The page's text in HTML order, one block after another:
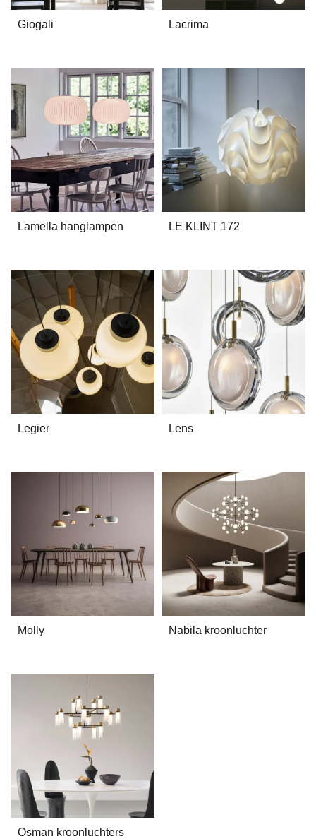
Giogali Lacrima
Lamella hanglampen LE KLINT 172
Legier Lens
Molly Nabila kroonluchter
Osman kroonluchters